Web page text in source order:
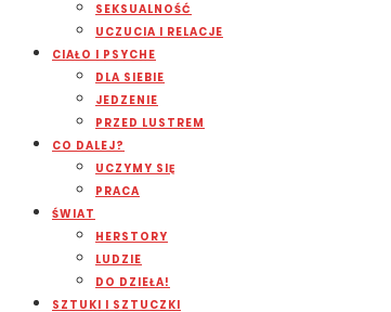
SEKSUALNOŚĆ
UCZUCIA I RELACJE
CIAŁO I PSYCHE
DLA SIEBIE
JEDZENIE
PRZED LUSTREM
CO DALEJ?
UCZYMY SIĘ
PRACA
ŚWIAT
HERSTORY
LUDZIE
DO DZIEŁA!
SZTUKI I SZTUCZKI